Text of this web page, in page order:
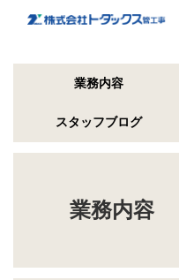
業務内容
スタッフブログ
業務内容